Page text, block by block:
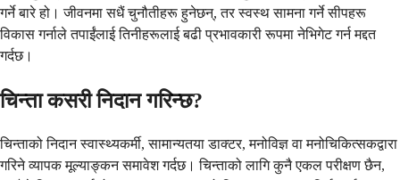
गर्ने बारे हो। जीवनमा सधैं चुनौतीहरू हुनेछन्, तर स्वस्थ सामना गर्ने सीपहरू
विकास गर्नाले तपाईंलाई तिनीहरूलाई बढी प्रभावकारी रूपमा नेभिगेट गर्न मद्दत
गर्दछ।
चिन्ता कसरी निदान गरिन्छ?
चिन्ताको निदान स्वास्थ्यकर्मी, सामान्यतया डाक्टर, मनोविज्ञ वा मनोचिकित्सकद्वारा
गरिने व्यापक मूल्याङ्कन समावेश गर्दछ। चिन्ताको लागि कुनै एकल परीक्षण छैन,